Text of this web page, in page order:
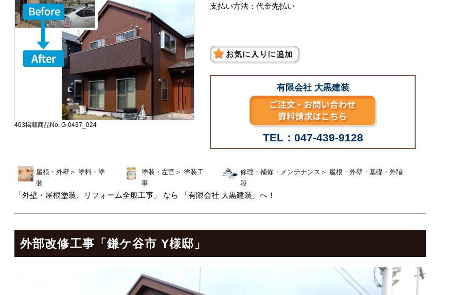
403掲載商品No. G-0437_024
支払い方法：代金先払い
有限会社 大黒建装
TEL：047-439-9128
屋根・外壁 ＞ 塗料・塗
装
塗装・左官 ＞ 塗装工
事
修理・補修・メンテナンス ＞ 屋根・外壁・基礎・外階
段
「外壁・屋根塗装、リフォーム全般工事」 なら 「有限会社 大黒建装」へ！
外部改修工事「鎌ケ谷市 Y様邸」